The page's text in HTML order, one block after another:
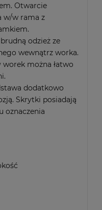
Otwarcie
w/w rama z
odzież ze
wewnątrz worka.
można łatwo
dodatkowo
Skrytki posiadają
oznaczenia